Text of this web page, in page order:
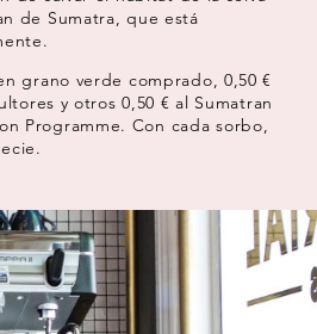
de Sumatra, que está
grano verde comprado, 0,50 €
y otros 0,50 € al Sumatran
Programme. Con cada sorbo,